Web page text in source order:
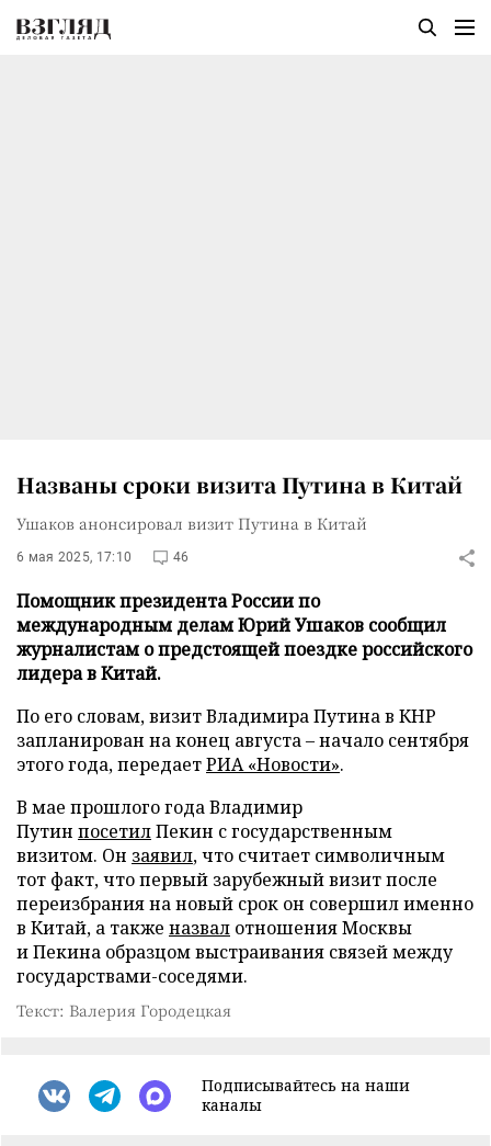
Названы сроки визита Путина в Китай
Ушаков анонсировал визит Путина в Китай
6 мая 2025, 17:10 46
Помощник президента России по
международным делам Юрий Ушаков сообщил
журналистам о предстоящей поездке российского
лидера в Китай.
По его словам, визит Владимира Путина в КНР
запланирован на конец августа – начало сентября
этого года, передаетРИА «Новости».
В мае прошлого года Владимир
Путин посетилПекин с государственным
визитом. Он заявил, что считает символичным
тот факт, что первый зарубежный визит после
переизбрания на новый срок он совершил именно
в Китай, а также назвал отношения Москвы
и Пекина образцом выстраивания связей между
государствами-соседями.
Текст: Валерия Городецкая
Подписывайтесь на наши
каналы